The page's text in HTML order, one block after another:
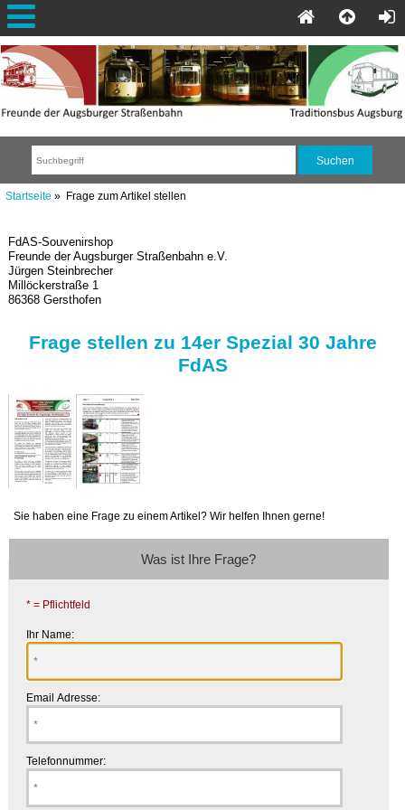
Startseite » Frage zum Artikel stellen
FdAS-Souvenirshop
Freunde der Augsburger Straßenbahn e.V.
Jürgen Steinbrecher
Millöckerstraße 1
86368 Gersthofen
Frage stellen zu 14er Spezial 30 Jahre
FdAS
Sie haben eine Frage zu einem Artikel? Wir helfen Ihnen gerne!
Was ist Ihre Frage?
* = Pflichtfeld
Ihr Name:
Email Adresse:
Telefonnummer: